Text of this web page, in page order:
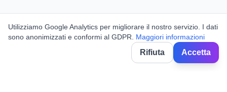
Utilizziamo Google Analytics per migliorare il nostro servizio. I dati
sono anonimizzati e conformi al GDPR.
Maggiori informazioni
Rifiuta Accetta